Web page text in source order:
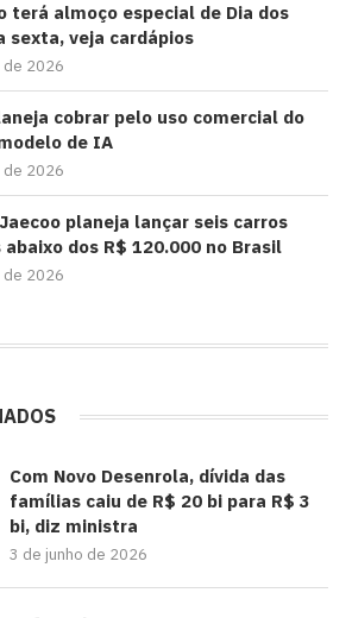
terá almoço especial de Dia dos
sexta, veja cardápios
de 2026
cobrar pelo uso comercial do
de IA
de 2026
planeja lançar seis carros
dos R$ 120.000 no Brasil
de 2026
Com Novo Desenrola, dívida das
famílias caiu de R$ 20 bi para R$ 3
bi, diz ministra
3 de junho de 2026